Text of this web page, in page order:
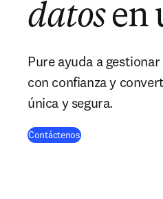
datos en
Pure ayuda a
con confianza y
única y segura.
Contáctenos